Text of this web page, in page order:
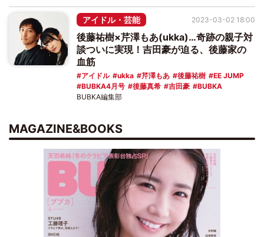
アイドル・芸能
後藤祐樹×芹澤もあ(ukka)…奇跡の親子対
談ついに実現！吉田豪が迫る、後藤家の
血筋
アイドル ukka 芹澤もあ 後藤祐樹
EE JUMP
BUBKA4月号
後藤真希 吉田豪 BUBKA
2023-03-02 18:00
BUBKA編集部
MAGAZINE&BOOKS